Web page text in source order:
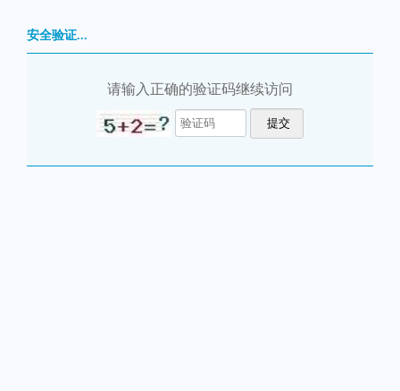
安全验证...
请输入正确的验证码继续访问